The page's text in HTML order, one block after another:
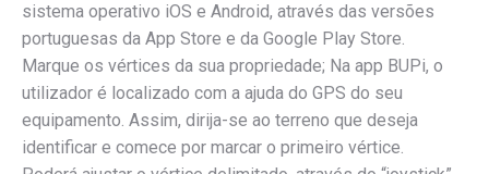
sistema operativo iOS e Android, através das versões
portuguesas da App Store e da Google Play Store.
Marque os vértices da sua propriedade; Na app BUPi, o
utilizador é localizado com a ajuda do GPS do seu
equipamento. Assim, dirija-se ao terreno que deseja
identificar e comece por marcar o primeiro vértice.